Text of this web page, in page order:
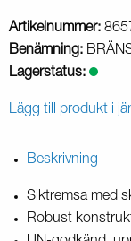
Artikelnummer:
Benämning:
Lagerstatus:
Lägg till produkt i
Beskrivning
Siktremsa med
Robust